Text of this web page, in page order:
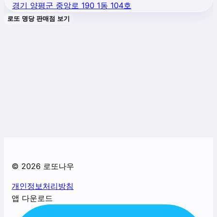
경기 양평군 중앙로 190 1동 104호
로또 명당 판매점 보기
© 2026 로또나우
개인정보처리방침
앱 다운로드